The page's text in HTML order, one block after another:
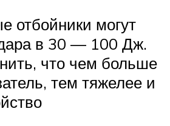
отбойники могут
в 30 — 100 Дж.
что чем больше
тем тяжелее и